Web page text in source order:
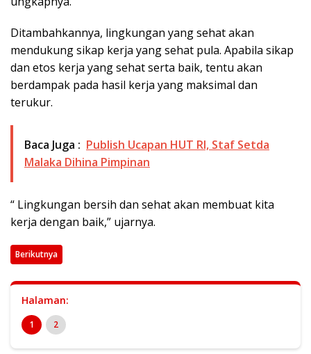
Ditambahkannya, lingkungan yang sehat akan
mendukung sikap kerja yang sehat pula. Apabila sikap
dan etos kerja yang sehat serta baik, tentu akan
berdampak pada hasil kerja yang maksimal dan
terukur.
Baca Juga : Publish Ucapan HUT RI, Staf Setda
Malaka Dihina Pimpinan
“ Lingkungan bersih dan sehat akan membuat kita
kerja dengan baik,” ujarnya.
Berikutnya
Halaman:
1 2